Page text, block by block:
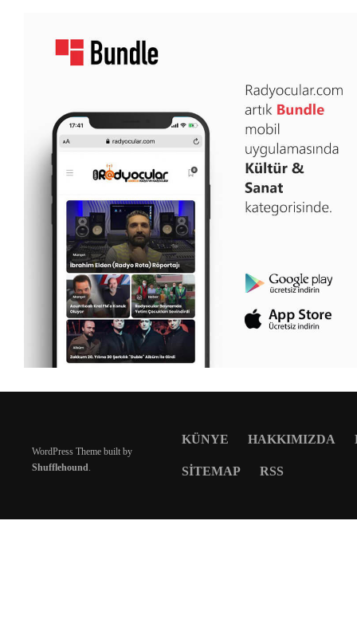
WordPress Theme built by
Shufflehound.
KÜNYE HAKKIMIZDA
SITEMAP RSS